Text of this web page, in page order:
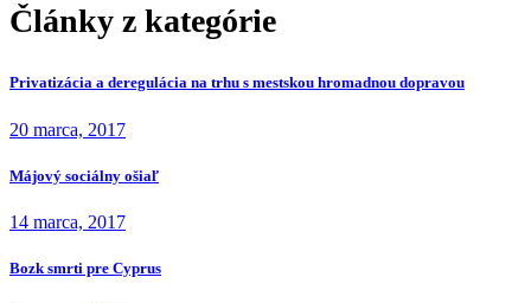
Články z kategórie
Privatizácia a deregulácia na trhu s mestskou hromadnou dopravou
20 marca, 2017
Májový sociálny ošiaľ
14 marca, 2017
Bozk smrti pre Cyprus